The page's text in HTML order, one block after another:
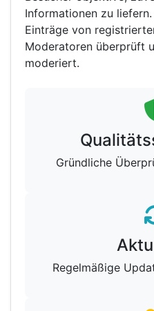
Informationen zu
Einträge von
Moderatoren überprüft
moderiert.
Gründliche
Regelmäßige